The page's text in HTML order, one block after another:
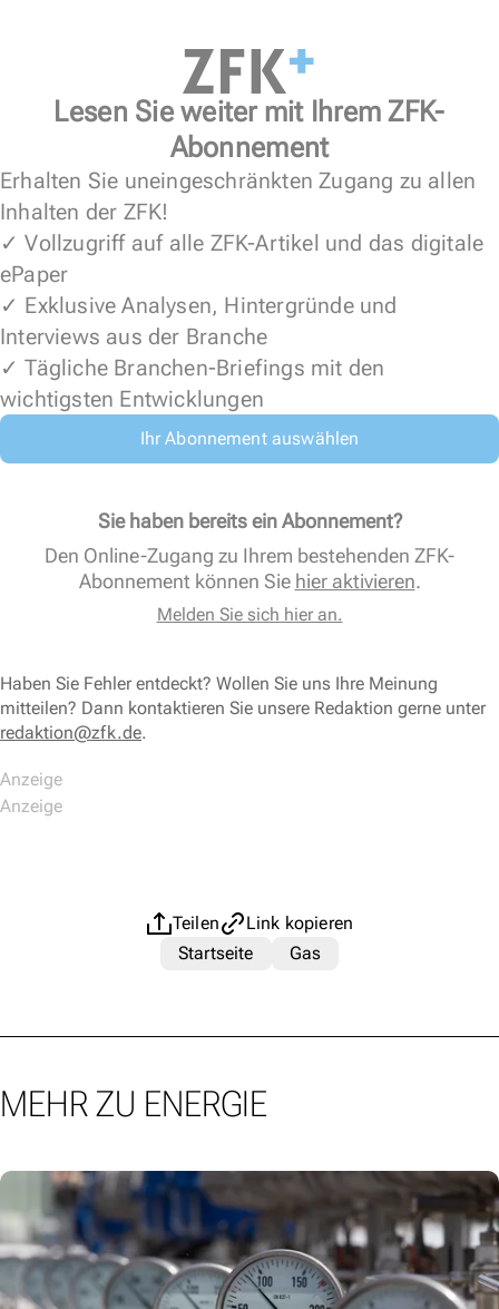
Lesen Sie weiter mit Ihrem ZFK-
Abonnement
Erhalten Sie uneingeschränkten Zugang zu allen
Inhalten der ZFK!
✓ Vollzugriff auf alle ZFK-Artikel und das digitale
ePaper
✓ Exklusive Analysen, Hintergründe und
Interviews aus der Branche
✓ Tägliche Branchen-Briefings mit den
wichtigsten Entwicklungen
Ihr Abonnement auswählen
Sie haben bereits ein Abonnement?
Den Online-Zugang zu Ihrem bestehenden ZFK-
Abonnement können Sie hier aktivieren.
Melden Sie sich hier an.
Haben Sie Fehler entdeckt? Wollen Sie uns Ihre Meinung
mitteilen? Dann kontaktieren Sie unsere Redaktion gerne unter
redaktion@zfk.de.
Teilen
Link kopieren
Startseite
Gas
MEHR ZU ENERGIE